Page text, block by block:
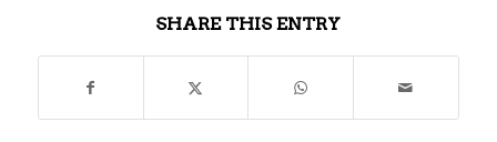
SHARE THIS ENTRY